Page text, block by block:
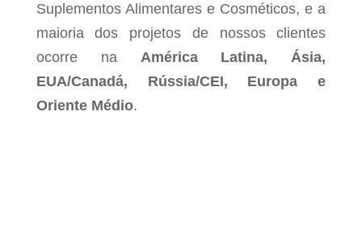
Suplementos Alimentares e Cosméticos, e a
maioria dos projetos de nossos clientes
ocorre na América Latina, Ásia,
EUA/Canadá, Rússia/CEI, Europa e
Oriente Médio.